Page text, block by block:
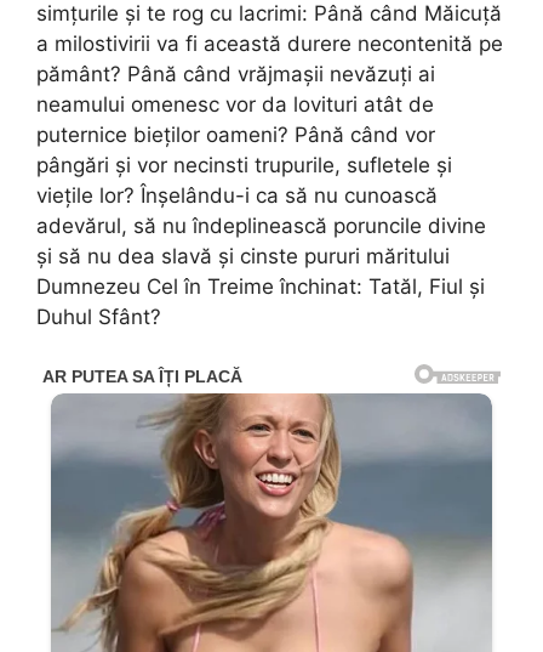
simțurile și te rog cu lacrimi: Până când Măicuță
a milostivirii va fi această durere necontenită pe
pământ? Până când vrăjmașii nevăzuți ai
neamului omenesc vor da lovituri atât de
puternice bieților oameni? Până când vor
pângări și vor necinsti trupurile, sufletele și
viețile lor? Înșelându-i ca să nu cunoască
adevărul, să nu îndeplinească poruncile divine
și să nu dea slavă și cinste pururi măritului
Dumnezeu Cel în Treime închinat: Tatăl, Fiul și
Duhul Sfânt?